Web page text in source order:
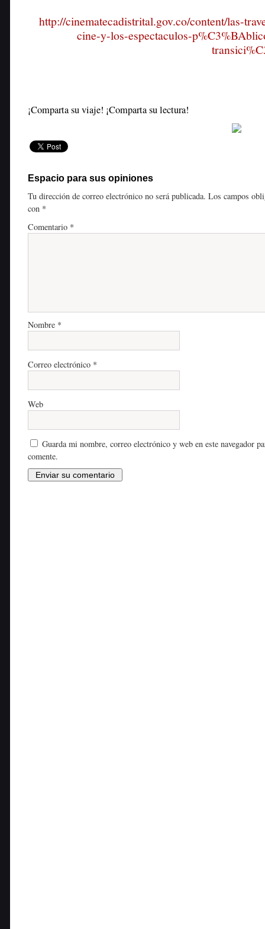
http://cinematecadistrital.gov.co/content/las-
cine-y-los-espectaculos-
¡Comparta su viaje! ¡Comparta su lectura!
Espacio para sus opiniones
Tu dirección de correo electrónico no será publicada. Los campos
con *
Comentario *
Nombre *
Correo electrónico *
Web
Guarda mi nombre, correo electrónico y web en este navegador
comente.